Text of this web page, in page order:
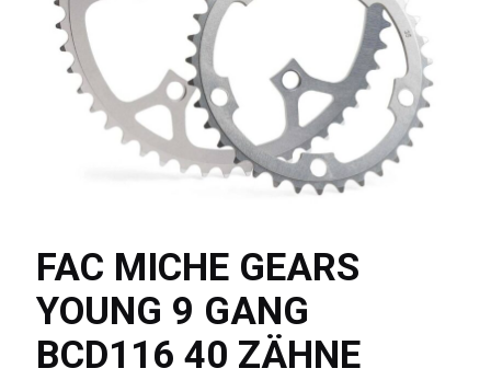
FAC MICHE GEARS
YOUNG 9 GANG
BCD116 40 ZÄHNE